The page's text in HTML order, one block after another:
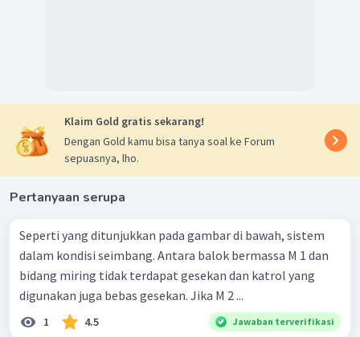
Klaim Gold gratis sekarang!
Dengan Gold kamu bisa tanya soal ke Forum
sepuasnya, lho.
Pertanyaan serupa
Seperti yang ditunjukkan pada gambar di bawah, sistem
dalam kondisi seimbang. Antara balok bermassa M 1 dan
bidang miring tidak terdapat gesekan dan katrol yang
digunakan juga bebas gesekan. Jika M 2 ...
1 4.5 Jawaban terverifikasi